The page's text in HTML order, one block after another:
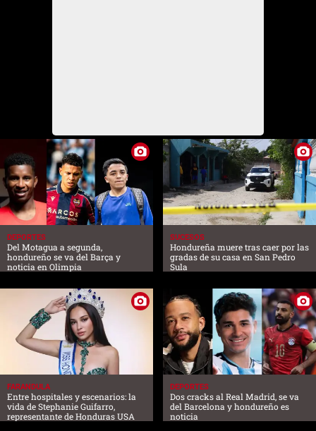
DEPORTES
Del Motagua a segunda,
hondureño se va del Barça y
noticia en Olimpia
SUCESOS
Hondureña muere tras caer por las
gradas de su casa en San Pedro
Sula
FARANDULA
Entre hospitales y escenarios: la
vida de Stephanie Guifarro,
representante de Honduras USA
DEPORTES
Dos cracks al Real Madrid, se va
del Barcelona y hondureño es
noticia